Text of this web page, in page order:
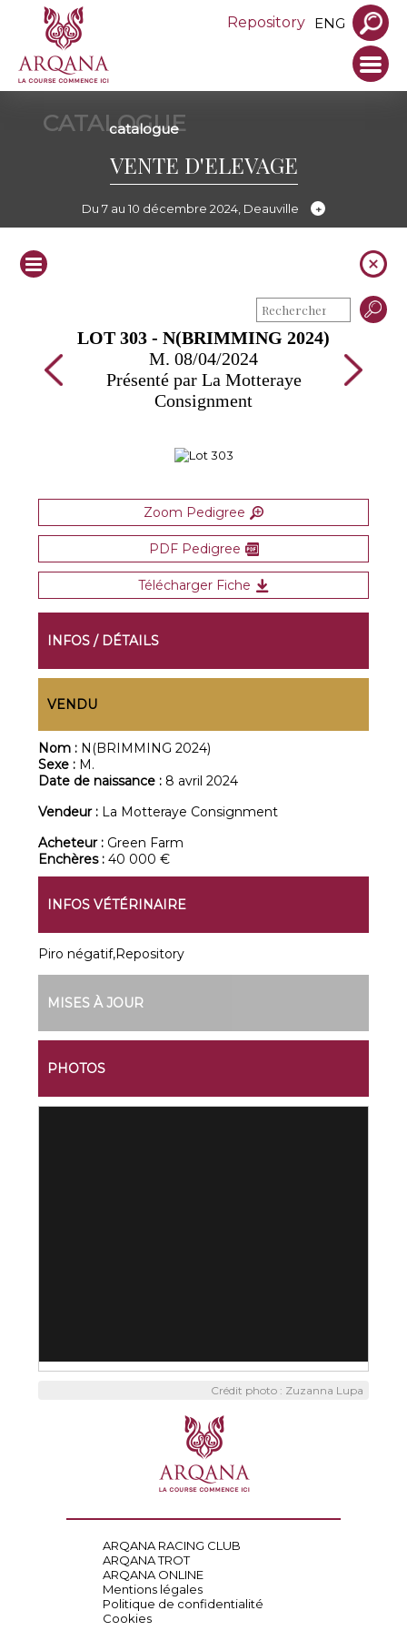
Repository ENG
CATALOGUE
catalogue
VENTE D'ELEVAGE
Du 7 au 10 décembre 2024, Deauville
LOT 303 - N(BRIMMING 2024)
M. 08/04/2024
Présenté par La Motteraye
Consignment
Zoom Pedigree
PDF Pedigree
Télécharger Fiche
INFOS / DÉTAILS
VENDU
Nom : N(BRIMMING 2024)
Sexe : M.
Date de naissance : 8 avril 2024
Vendeur : La Motteraye Consignment
Acheteur : Green Farm
Enchères :40 000 €
INFOS VÉTÉRINAIRE
Piro négatif,Repository
MISES À JOUR
PHOTOS
Crédit photo : Zuzanna Lupa
ARQANA RACING CLUB
ARQANA TROT
ARQANA ONLINE
Mentions légales
Politique de confidentialité
Cookies